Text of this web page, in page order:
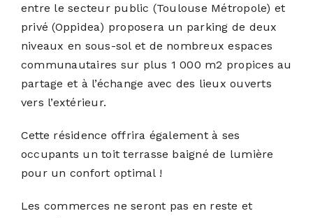
entre le secteur public (Toulouse Métropole) et
privé (Oppidea) proposera un parking de deux
niveaux en sous-sol et de nombreux espaces
communautaires sur plus 1 000 m2 propices au
partage et à l’échange avec des lieux ouverts
vers l’extérieur.
Cette résidence offrira également à ses
occupants un toit terrasse baigné de lumière
pour un confort optimal !
Les commerces ne seront pas en reste et